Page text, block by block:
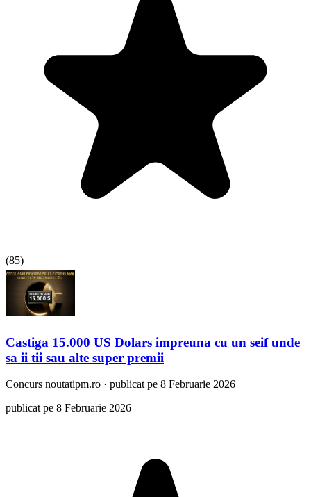
(85)
Castiga 15.000 US Dolars impreuna cu un seif unde
sa ii tii sau alte super premii
Concurs noutatipm.ro · publicat pe 8 Februarie 2026
publicat pe 8 Februarie 2026